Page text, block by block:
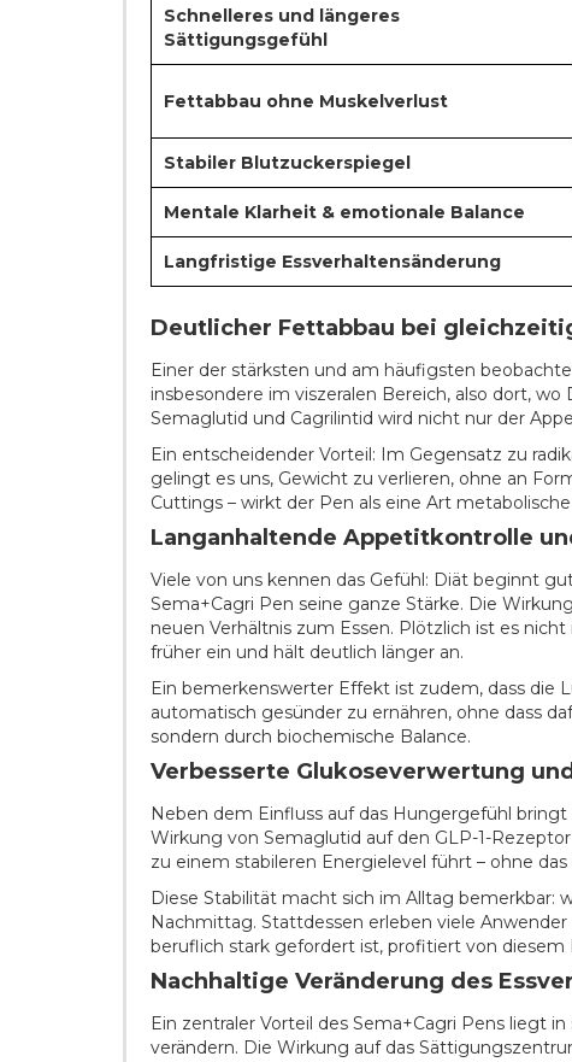
Schnelleres und längeres
Sättigungsgefühl
Fettabbau ohne Muskelverlust
Stabiler Blutzuckerspiegel
Mentale Klarheit & emotionale Balance
Langfristige Essverhaltensänderung
Deutlicher Fettabbau bei
Einer der stärksten und am häufigsten
insbesondere im viszeralen Bereich, also dort,
Semaglutid und Cagrilintid wird nicht nur der
Ein entscheidender Vorteil: Im Gegensatz zu
gelingt es uns, Gewicht zu verlieren, ohne an
Cuttings – wirkt der Pen als eine Art
Langanhaltende Appetitkontrolle
Viele von uns kennen das Gefühl: Diät beginnt
Sema+Cagri Pen seine ganze Stärke. Die
neuen Verhältnis zum Essen. Plötzlich ist es
früher ein und hält deutlich länger an.
Ein bemerkenswerter Effekt ist zudem, dass die
automatisch gesünder zu ernähren, ohne dass
sondern durch biochemische Balance.
Verbesserte Glukoseverwertung
Neben dem Einfluss auf das Hungergefühl
Wirkung von Semaglutid auf den GLP-1-
zu einem stabileren Energielevel führt – ohne
Diese Stabilität macht sich im Alltag bemerkbar:
Nachmittag. Stattdessen erleben viele
beruflich stark gefordert ist, profitiert von
Nachhaltige Veränderung des
Ein zentraler Vorteil des Sema+Cagri Pens liegt
verändern. Die Wirkung auf das